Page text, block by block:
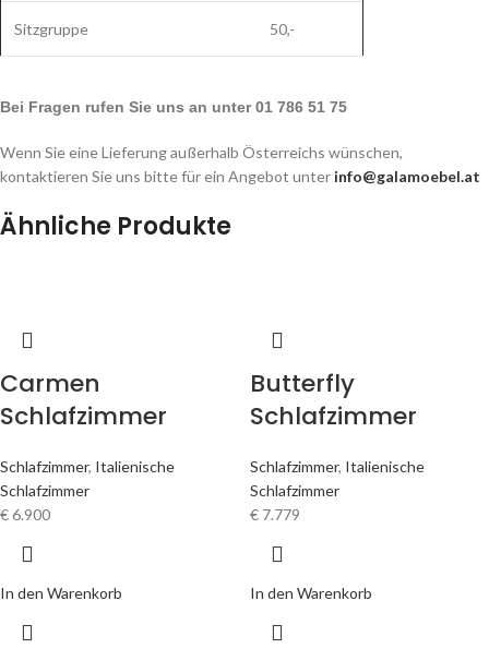
Sitzgruppe 50,-
Bei Fragen rufen Sie uns an unter 01 786 51 75
Wenn Sie eine Lieferung außerhalb Österreichs wünschen,
kontaktieren Sie uns bitte für ein Angebot unter info@galamoebel.at
Ähnliche Produkte
Carmen
Schlafzimmer
Schlafzimmer, Italienische
Schlafzimmer
€6.900
In den Warenkorb
Butterfly
Schlafzimmer
Schlafzimmer, Italienische
Schlafzimmer
€ 7.779
In den Warenkorb